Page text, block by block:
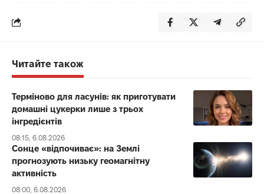
Читайте також
Терміново для ласунів: як приготувати
домашні цукерки лише з трьох
інгредієнтів
08:15, 6.08.2026
Сонце «відпочиває»: на Землі
прогнозують низьку геомагнітну
активність
08:00, 6.08.2026